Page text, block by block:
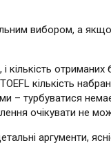
вибором, а якщо
кількість
– турбуватися
очікувати не
аргументи,